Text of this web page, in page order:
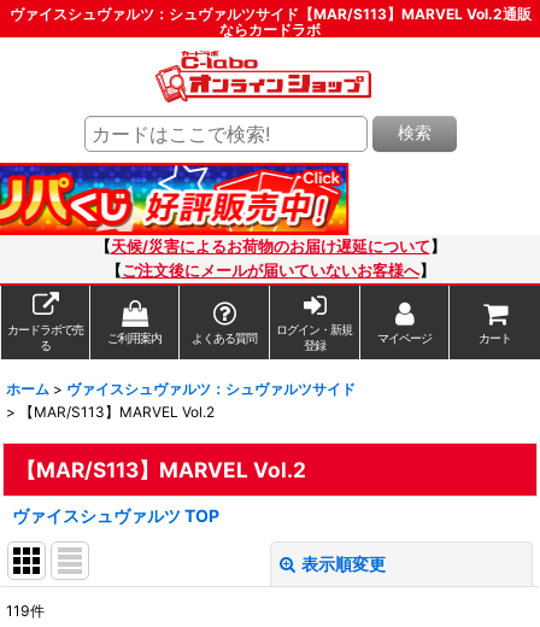
ヴァイスシュヴァルツ：シュヴァルツサイド【MAR/S113】MARVEL Vol.2通販
ならカードラボ
検索
【天候/災害によるお荷物のお届け遅延について 】
【ご注文後にメールが届いていないお客様へ】
カードラボで売
る
ご利用案内 よくある質問
ログイン・新規
登録
マイページ カート
ホーム > ヴァイスシュヴァルツ：シュヴァルツサイド
>
【MAR/S113】MARVEL Vol.2
【MAR/S113】MARVEL Vol.2
ヴァイスシュヴァルツ TOP
表示順変更
119件